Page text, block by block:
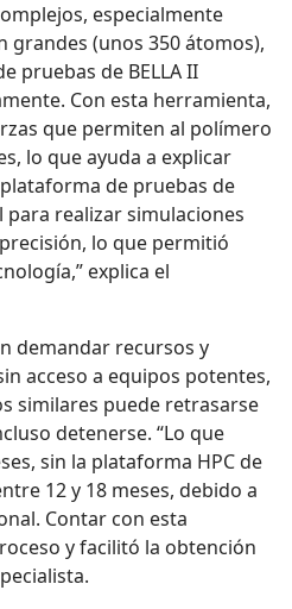
especialmente
grandes (unos 350 átomos),
pruebas de BELLA II
Con esta herramienta,
que permiten al polímero
lo que ayuda a explicar
de pruebas de
para realizar simulaciones
lo que permitió
explica el
demandar recursos y
acceso a equipos potentes,
similares puede retrasarse
detenerse. “Lo que
sin la plataforma HPC de
12 y 18 meses, debido a
Contar con esta
y facilitó la obtención